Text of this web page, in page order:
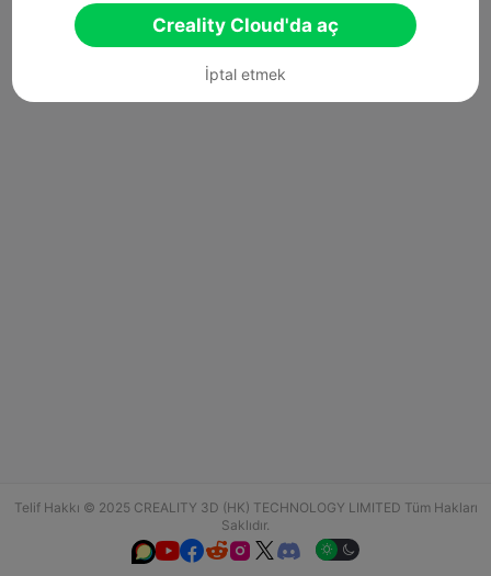
Telif Hakkı © 2025 CREALITY 3D (HK) TECHNOLOGY LIMITED Tüm Hakları
Saklıdır.
  
Creality Cloud'da aç
İptal etmek